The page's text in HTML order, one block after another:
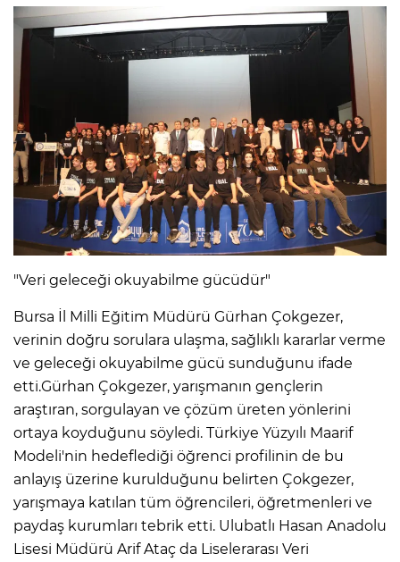
"Veri geleceği okuyabilme gücüdür"
Bursa İl Milli Eğitim Müdürü Gürhan Çokgezer,
verinin doğru sorulara ulaşma, sağlıklı kararlar verme
ve geleceği okuyabilme gücü sunduğunu ifade
etti.Gürhan Çokgezer, yarışmanın gençlerin
araştıran, sorgulayan ve çözüm üreten yönlerini
ortaya koyduğunu söyledi. Türkiye Yüzyılı Maarif
Modeli'nin hedeflediği öğrenci profilinin de bu
anlayış üzerine kurulduğunu belirten Çokgezer,
yarışmaya katılan tüm öğrencileri, öğretmenleri ve
paydaş kurumları tebrik etti. Ulubatlı Hasan Anadolu
Lisesi Müdürü Arif Ataç da Liselerarası Veri